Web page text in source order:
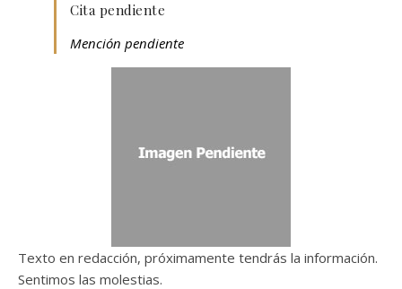
Cita pendiente
Mención pendiente
Texto en redacción, próximamente tendrás la información.
Sentimos las molestias.